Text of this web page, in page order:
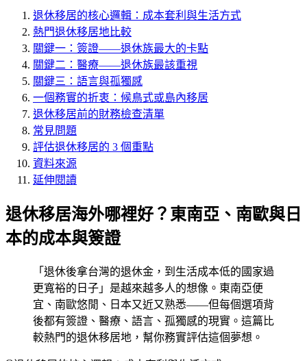
退休移居的核心邏輯：成本套利與生活方式
熱門退休移居地比較
關鍵一：簽證——退休族最大的卡點
關鍵二：醫療——退休族最該重視
關鍵三：語言與孤獨感
一個務實的折衷：候鳥式或島內移居
退休移居前的財務檢查清單
常見問題
評估退休移居的 3 個重點
資料來源
延伸閱讀
退休移居海外哪裡好？東南亞、南歐與日
本的成本與簽證
「退休後拿台灣的退休金，到生活成本低的國家過
更寬裕的日子」是越來越多人的想像。東南亞便
宜、南歐悠閒、日本又近又熟悉——但每個選項背
後都有簽證、醫療、語言、孤獨感的現實。這篇比
較熱門的退休移居地，幫你務實評估這個夢想。